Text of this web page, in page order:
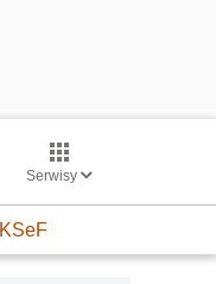
Serwisy
KSeF